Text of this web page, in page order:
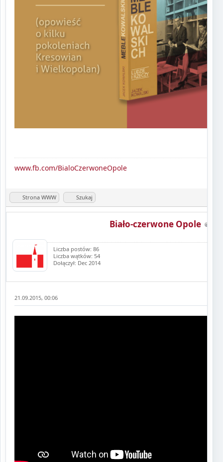
www.fb.com/BialoCzerwoneOpole
Strona WWW Szukaj
Biało-czerwone Opole
Liczba postów: 86
Liczba wątków: 54
Dołączył: Dec 2014
21.09.2015, 00:06